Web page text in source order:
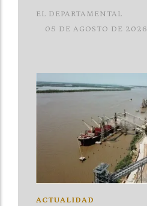
EL DEPARTAMENTAL
05 DE AGOSTO DE 2026
ACTUALIDAD